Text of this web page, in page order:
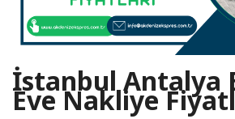
İstanbul Antalya
Eve Nakliye